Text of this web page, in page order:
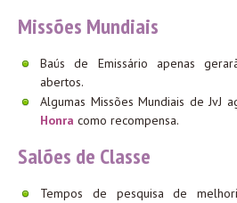
Missões Mundiais
Baús de Emissário apenas
abertos.
Algumas Missões Mundiais de JvJ
Honra como recompensa.
Salões de Classe
Tempos de pesquisa de